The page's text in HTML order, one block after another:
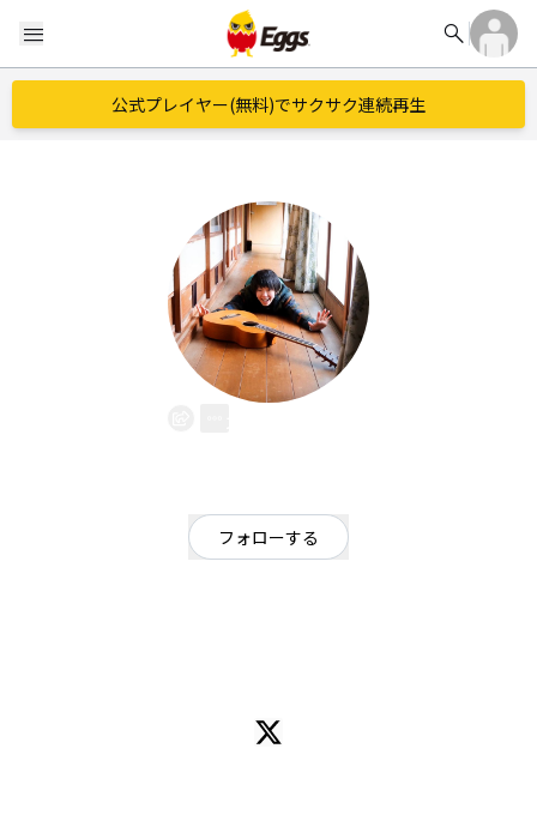
menu search
公式プレイヤー(無料)でサクサク連続再生
フォローする
だけます。